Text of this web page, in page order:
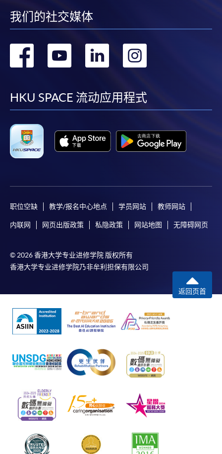
我们的社交媒体
转
facebook
转
youtube
转
linkedin
HKU SPACE 流动应用程式
职位空缺 教学/报名中心地点 学员网站 教师网站
内联网 网页出版政策 私隐政策 网站地图 无障碍网页
© 2026 香港大学专业进修学院 版权所有
香港大学专业进修学院乃非牟利担保有限公司
返回页首